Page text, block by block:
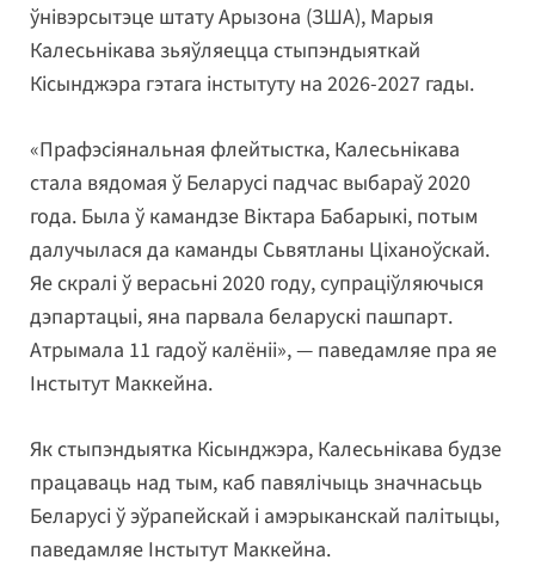
ўнівэрсытэце штату Арызона (ЗША), Марыя
Калесьнікава зьяўляецца стыпэндыяткай
Кісынджэра гэтага інстытуту на 2026-2027 гады.
«Прафэсіянальная флейтыстка, Калесьнікава
стала вядомая ў Беларусі падчас выбараў 2020
года. Была ў камандзе Віктара Бабарыкі, потым
далучылася да каманды Сьвятланы Ціханоўскай.
Яе скралі ў верасьні 2020 году, супраціўляючыся
дэпартацыі, яна парвала беларускі пашпарт.
Атрымала 11 гадоў калёніі», — паведамляе пра яе
Інстытут Маккейна.
Як стыпэндыятка Кісынджэра, Калесьнікава будзе
працаваць над тым, каб павялічыць значнасьць
Беларусі ў эўрапейскай і амэрыканскай палітыцы,
паведамляе Інстытут Маккейна.